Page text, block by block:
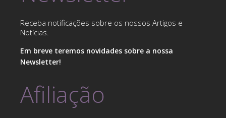
Receba notificações sobre os nossos Artigos e
Notícias.
Em breve teremos novidades sobre a nossa
Newsletter!
Afiliação